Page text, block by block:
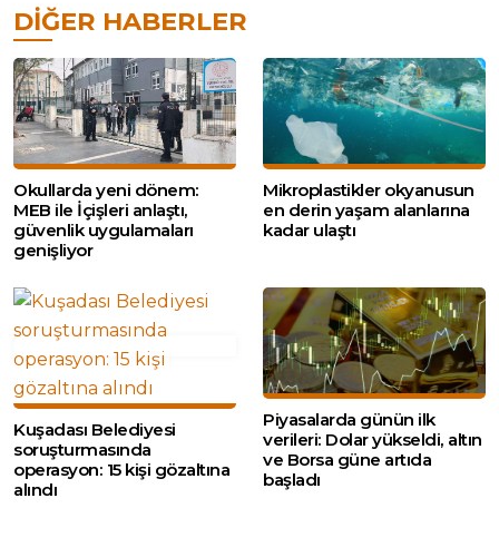
DIĞER HABERLER
Okullarda yeni dönem:
MEB ile İçişleri anlaştı,
güvenlik uygulamaları
genişliyor
Mikroplastikler okyanusun
en derin yaşam alanlarına
kadar ulaştı
Kuşadası Belediyesi
soruşturmasında
operasyon: 15 kişi gözaltına
alındı
Piyasalarda günün ilk
verileri: Dolar yükseldi, altın
ve Borsa güne artıda
başladı